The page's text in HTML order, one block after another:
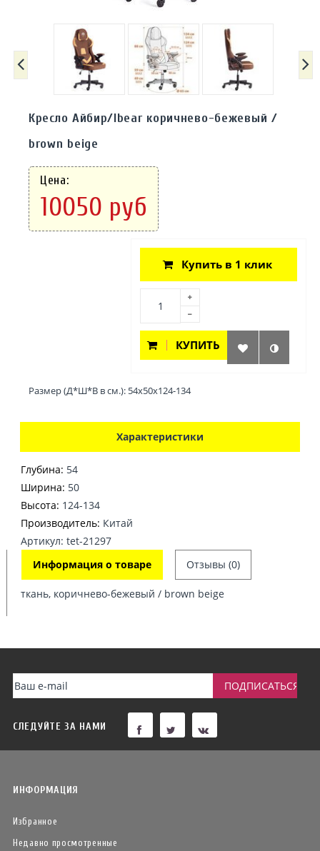
Кресло Айбир/Ibear коричнево-бежевый /
brown beige
Цена:
10050 руб
Купить в 1 клик
КУПИТЬ
Размер (Д*Ш*В в см.): 54x50x124-134
Характеристики
Глубина: 54
Ширина: 50
Высота: 124-134
Производитель: Китай
Артикул: tet-21297
Информация о товаре
Отзывы (0)
ткань, коричнево-бежевый / brown beige
СЛЕДУЙТЕ ЗА НАМИ
ИНФОРМАЦИЯ
Избранное
Недавно просмотренные